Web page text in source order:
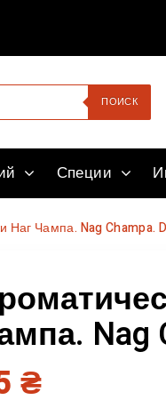
ПОИСК
Специи
Наг Чампа. Nag Champa.
Nag
₴